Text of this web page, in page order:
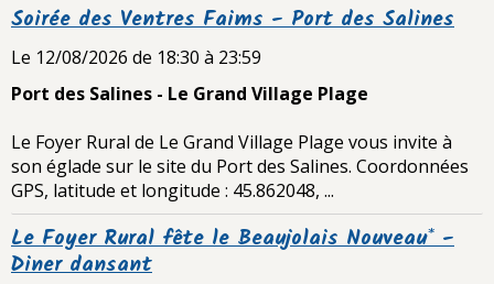
Soirée des Ventres Faims - Port des Salines
Le 12/08/2026 de 18:30 à 23:59
Port des Salines - Le Grand Village Plage
Le Foyer Rural de Le Grand Village Plage vous invite à
son églade sur le site du Port des Salines. Coordonnées
GPS, latitude et longitude : 45.862048, ...
Le Foyer Rural fête le Beaujolais Nouveau* -
Diner dansant